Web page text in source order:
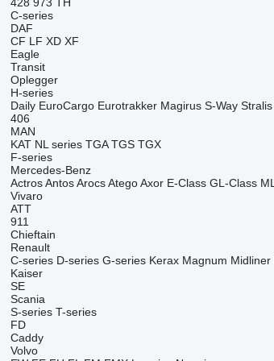
C-series
DAF
CF LF XD XF
Eagle
Transit
Oplegger
H-series
Daily EuroCargo Eurotrakker Magirus S-Way Stralis
406
MAN
KAT NL series TGA TGS TGX
F-series
Mercedes-Benz
Actros Antos Arocs Atego Axor E-Class GL-Class ML
Vivaro
ATT
911
Chieftain
Renault
C-series D-series G-series Kerax Magnum Midliner
Kaiser
SE
Scania
S-series T-series
FD
Caddy
Volvo